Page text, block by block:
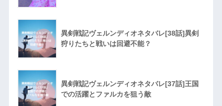
異剣戦記ヴェルンディオネタバレ[38話]異剣
狩りたちと戦いは回避不能？
異剣戦記ヴェルンディオネタバレ[37話]王国
での活躍とファルカを狙う敵